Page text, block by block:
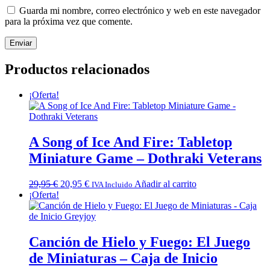
Guarda mi nombre, correo electrónico y web en este navegador
para la próxima vez que comente.
Productos relacionados
¡Oferta!
A Song of Ice And Fire: Tabletop
Miniature Game – Dothraki Veterans
29,95€ El
original
era:
20,95 €El
actual
es:
IVA Incluido Añadir al carrito
¡Oferta!
Canción de Hielo y Fuego: El Juego
de Miniaturas – Caja de Inicio